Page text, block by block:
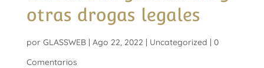
otras drogas legales
por GLASSWEB| Ago 22, 2022 | Uncategorized | 0
Comentarios